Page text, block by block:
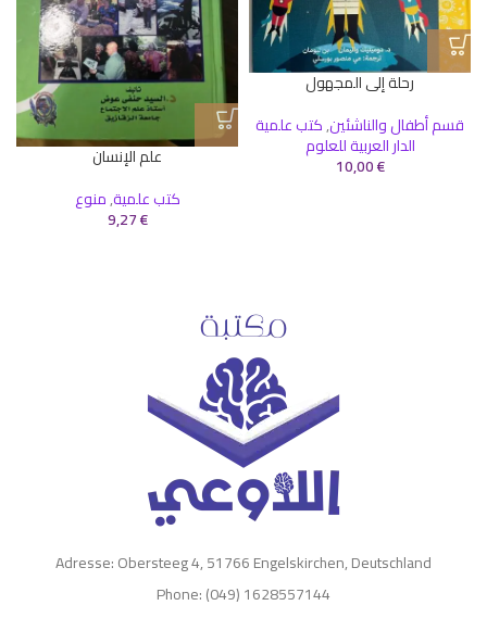
رحلة إلى المجهول
قسم أطفال والناشئين,كتب علمية
الدار العربية للعلوم
10,00€
علم الإنسان
كتب علمية,منوع
9,27€
Adresse: Obersteeg 4, 51766 Engelskirchen, Deutschland
Phone: (049) 1628557144